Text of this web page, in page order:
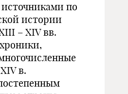
по
истории
– XIV вв.
в.